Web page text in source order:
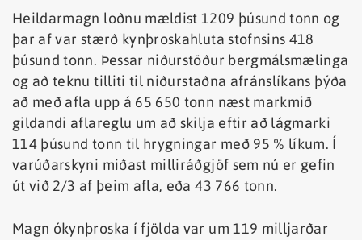
Heildarmagn loðnu mældist 1209 þúsund tonn og
þar af var stærð kynþroskahluta stofnsins 418
þúsund tonn. Þessar niðurstöður bergmálsmælinga
og að teknu tilliti til niðurstaðna afránslíkans þýða
að með afla upp á 65 650 tonn næst markmið
gildandi aflareglu um að skilja eftir að lágmarki
114 þúsund tonn til hrygningar með 95 % líkum. Í
varúðarskyni miðast milliráðgjöf sem nú er gefin
út við 2/3 af þeim afla, eða 43 766 tonn.
Magn ókynþroska í fjölda var um 119 milljarðar